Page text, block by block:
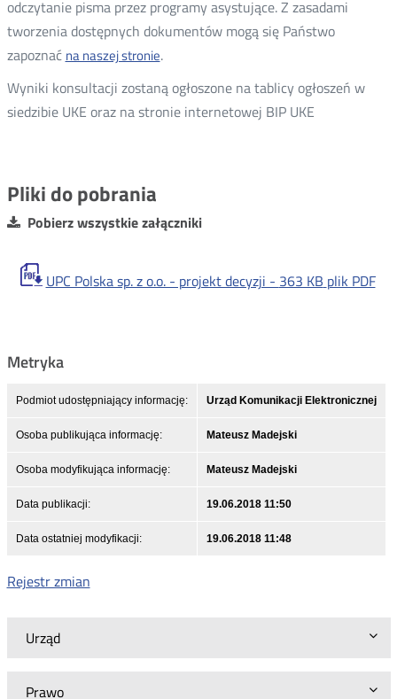
Urząd
Prawo
odczytanie pisma przez programy asystujące. Z zasadami
tworzenia dostępnych dokumentów mogą się Państwo
zapoznać na naszej stronie.
Wyniki konsultacji zostaną ogłoszone na tablicy ogłoszeń w
siedzibie UKE oraz na stronie internetowej BIP UKE
Pliki do pobrania
Pobierz wszystkie załączniki
UPC Polska sp. z o.o. - projekt decyzji - 363 KB plik PDF
Metryka
Podmiot udostępniający informację: Urząd Komunikacji Elektronicznej
Osoba publikująca informację: Mateusz Madejski
Osoba modyfikująca informację: Mateusz Madejski
Data publikacji: 19.06.2018 11:50
Data ostatniej modyfikacji: 19.06.2018 11:48
Rejestr zmian